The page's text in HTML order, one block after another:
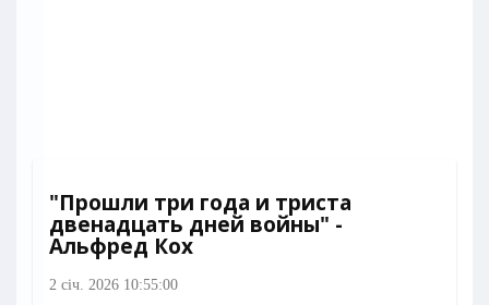
"Прошли три года и триста
двенадцать дней войны" -
Альфред Кох
2 січ. 2026 10:55:00